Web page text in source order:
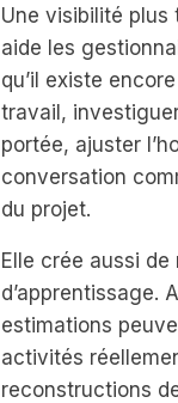
Une visibilité
aide les
qu’il existe
travail,
portée, ajuster
conversation
du projet.
Elle crée aussi
d’apprentissage.
estimations
activités
reconstructions